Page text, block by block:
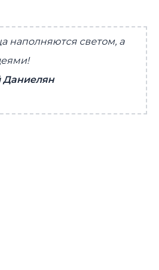
наполняются светом, а
Даниелян